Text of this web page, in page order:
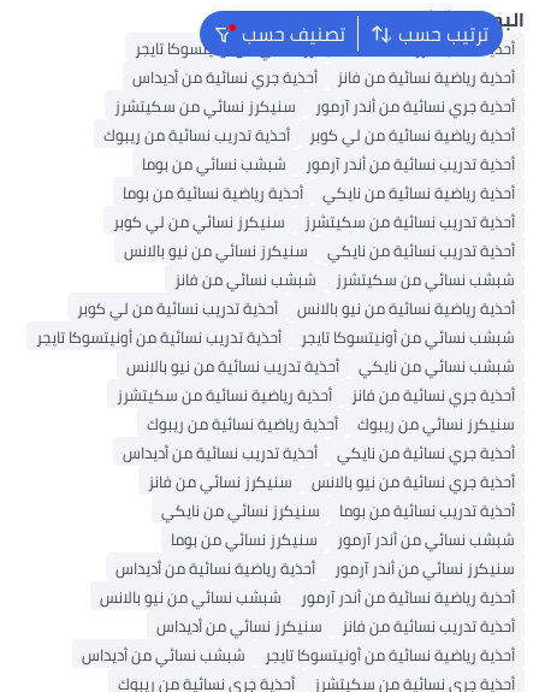
ترتيب حسب تصنيف حسب الشائع
أحذية سكيتشرز للنساء
سنيكرز نسائي من أونيتسوكا تايجر
أحذية رياضية نسائية من فانز
أحذية جري نسائية من أديداس
أحذية جري نسائية من أندر آرمور
سنيكرز نسائي من سكيتشرز
أحذية رياضية نسائية من لي كوبر
أحذية تدريب نسائية من ريبوك
أحذية تدريب نسائية من أندر آرمور
شبشب نسائي من بوما
أحذية رياضية نسائية من نايكي
أحذية رياضية نسائية من بوما
أحذية تدريب نسائية من سكيتشرز
سنيكرز نسائي من لي كوبر
أحذية تدريب نسائية من نايكي
سنيكرز نسائي من نيو بالانس
شبشب نسائي من سكيتشرز
شبشب نسائي من فانز
أحذية رياضية نسائية من نيو بالانس
أحذية تدريب نسائية من لي كوبر
شبشب نسائي من أونيتسوكا تايجر
أحذية تدريب نسائية من أونيتسوكا تايجر
شبشب نسائي من نايكي
أحذية تدريب نسائية من نيو بالانس
أحذية جري نسائية من فانز
أحذية رياضية نسائية من سكيتشرز
سنيكرز نسائي من ريبوك
أحذية رياضية نسائية من ريبوك
أحذية جري نسائية من نايكي
أحذية تدريب نسائية من أديداس
أحذية جري نسائية من نيو بالانس
سنيكرز نسائي من فانز
أحذية تدريب نسائية من بوما
سنيكرز نسائي من نايكي
شبشب نسائي من أندر آرمور
سنيكرز نسائي من بوما
سنيكرز نسائي من أندر آرمور
أحذية رياضية نسائية من أديداس
أحذية رياضية نسائية من أندر آرمور
شبشب نسائي من نيو بالانس
أحذية تدريب نسائية من فانز
سنيكرز نسائي من أديداس
أحذية رياضية نسائية من أونيتسوكا تايجر
شبشب نسائي من أديداس
أحذية جري نسائية من سكيتشرز
أحذية جري نسائية من ريبوك